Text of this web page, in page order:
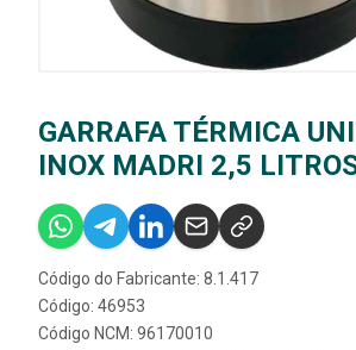
GARRAFA TÉRMICA
INOX MADRI 2,5
Código do Fabricante: 8.1.417
Código: 46953
Código NCM: 96170010